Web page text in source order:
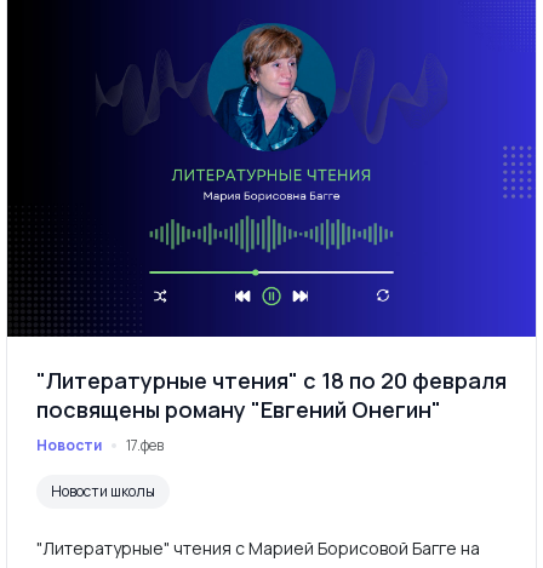
"Литературные чтения" с 18 по 20 февраля
посвящены роману "Евгений Онегин"
Новости 17.фев
Новости школы
"Литературные" чтения с Марией Борисовой Багге на